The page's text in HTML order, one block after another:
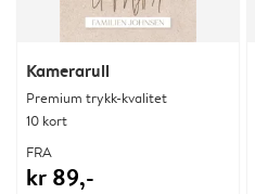
Kamerarull
Premium trykk-kvalitet
10 kort
FRA
kr 89,-